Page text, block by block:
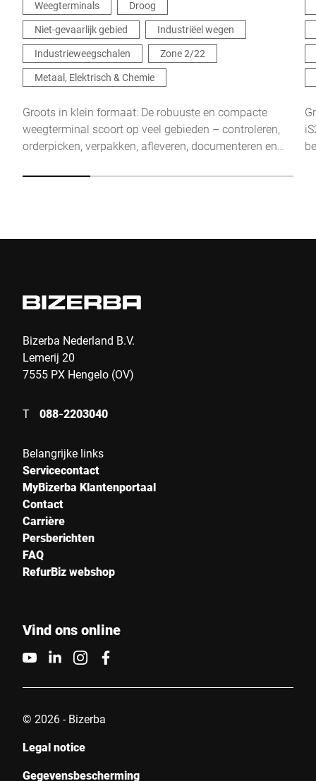
Weegterminals
Droog
Niet-gevaarlijk gebied
Industriëel wegen
Industrieweegschalen
Zone 2/22
Metaal, Elektrisch & Chemie
Groots in klein formaat: De robuuste en compacte
weegterminal scoort op veel gebieden – controleren,
orderpicken, verpakken, afleveren, documenteren en
Bizerba Nederland B.V.
Lemerij 20
7555 PX Hengelo (OV)
T 088-2203040
Belangrijke links
Servicecontact
MyBizerba Klantenportaal
Contact
Carrière
Persberichten
FAQ
RefurBiz webshop
Vind ons online
© 2026 - Bizerba
Legal notice
Gegevensbescherming